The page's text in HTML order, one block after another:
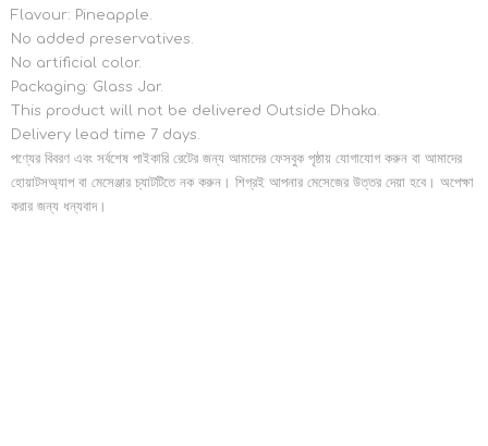
Flavour: Pineapple.
No added preservatives.
No artificial color.
Packaging: Glass Jar.
This product will not be delivered Outside Dhaka.
Delivery lead time 7 days.
পণ্যের বিবরণ এবং সর্বশেষ পাইকারি রেটের জন্য আমাদের ফেসবুক পৃষ্ঠায় যোগাযোগ করুন বা আমাদের
হোয়াটসঅ্যাপ বা মেসেঞ্জার চ্যাটটিতে নক করুন। শিগ্রই আপনার মেসেজের উত্তর দেয়া হবে। অপেক্ষা
করার জন্য ধন্যবাদ।